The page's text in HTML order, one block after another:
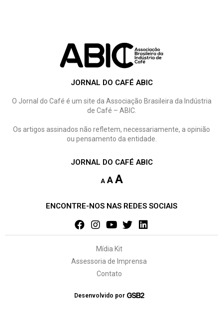
JORNAL DO CAFÉ ABIC
O Jornal do Café é um site da Associação Brasileira da Indústria
de Café – ABIC.
Os artigos assinados não refletem, necessariamente, a opinião
ou pensamento da entidade.
JORNAL DO CAFÉ ABIC
A A A
ENCONTRE-NOS NAS REDES SOCIAIS
Mídia Kit
Assessoria de Imprensa
Contato
Desenvolvido por